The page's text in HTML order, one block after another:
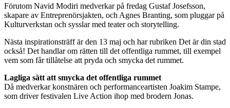
Förutom Navid Modiri medverkar på fredag Gustaf Josefsson,
skapare av Entreprenörsjakten, och Agnes Branting, som pluggar på
Kulturverkstan och sysslar med teater och storytelling.
Nästa inspirationsträff är den 13 maj och har rubriken Det är din stad
också! Det handlar om rätten till det offentliga rummet, till exempel
vem som får tillåtelse att pryda och smycka det rummet.
Lagliga sätt att smycka det offentliga rummet
Då medverkar konstnären och performanceartisten Joakim Stampe,
som driver festivalen Live Action ihop med brodern Jonas.